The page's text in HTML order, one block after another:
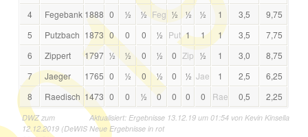
4
Fegebank 1888 0 ½ ½ Feg ½ ½ ½ 1 3,5
9,75
5
Putzbach 1873 0 0 0 ½ Put 1 1 1 3,5
7,75
6
Zippert 1797 ½ ½ 0 ½ 0 Zip ½ 1 3,0
8,75
7
Jaeger 1765 0 ½ 0 ½ 0 ½ Jae 1 2,5
6,25
8
Raedisch 1473 0 0 ½ 0 0 0 0 Rae 0,5 2,25
Aktualisiert: Ergebnisse 13.12.19 um 01:54 von Kevin Kinsella
Neue Ergebnisse in rot
DWZ zum
12.12.2019 (DeWIS